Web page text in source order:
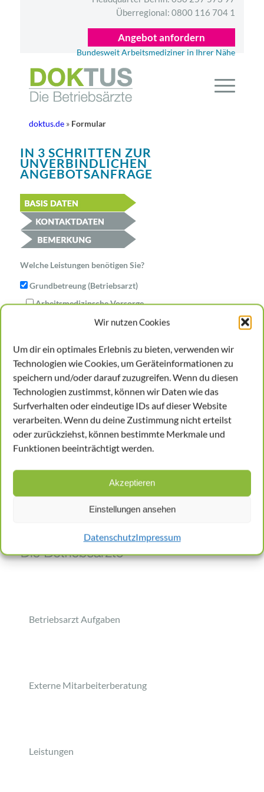
Wir nutzen Cookies
Um dir ein optimales Erlebnis zu bieten, verwenden wir
Technologien wie Cookies, um Geräteinformationen zu
speichern und/oder darauf zuzugreifen. Wenn du diesen
Technologien zustimmst, können wir Daten wie das
Surfverhalten oder eindeutige IDs auf dieser Website
verarbeiten. Wenn du deine Zustimmung nicht erteilst
oder zurückziehst, können bestimmte Merkmale und
Funktionen beeinträchtigt werden.
Akzeptieren
Einstellungen ansehen
DatenschutzImpressum
Überregional: 0800 116 704 1
Angebot anfordern
Bundesweit Arbeitsmediziner in Ihrer Nähe
doktus.de» Formular
IN 3 SCHRITTEN ZUR
UNVERBINDLICHEN
ANGEBOTSANFRAGE
Welche Leistungen benötigen Sie?
Grundbetreung (Betriebsarzt)
Arbeitsmedizinsche Vorsorge
In welcher Branche ist Ihr Unternehmen
Wieviel Mitarbeiter sind
sozialversicherungspflichtig*
Betriebsarzt Aufgaben
Externe Mitarbeiterberatung
Leistungen